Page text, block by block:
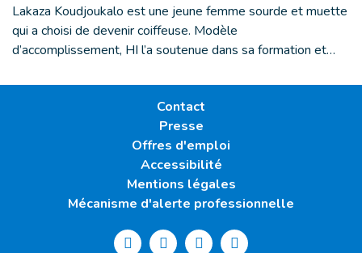
Lakaza Koudjoukalo est une jeune femme sourde et muette
qui a choisi de devenir coiffeuse. Modèle
d’accomplissement, HI l’a soutenue dans sa formation et…
Contact
Presse
Offres d'emploi
Accessibilité
Mentions légales
Mécanisme d'alerte professionnelle